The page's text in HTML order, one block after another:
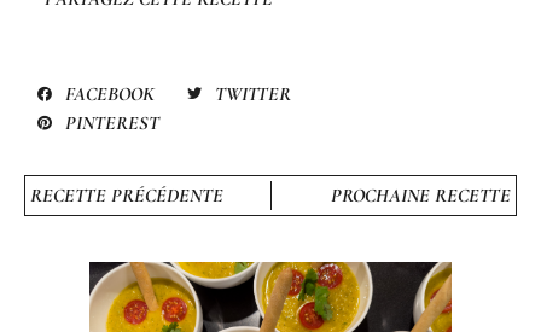
FACEBOOK
TWITTER
PINTEREST
RECETTE PRÉCÉDENTE PROCHAINE RECETTE